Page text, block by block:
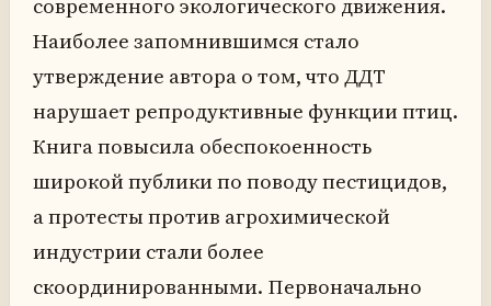
современного экологического движения.
Наиболее запомнившимся стало
утверждение автора о том, что ДДТ
нарушает репродуктивные функции птиц.
Книга повысила обеспокоенность
широкой публики по поводу пестицидов,
а протесты против агрохимической
индустрии стали более
скоординированными. Первоначально